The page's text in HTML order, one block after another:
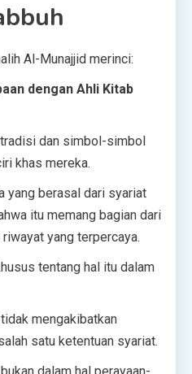
Al-Munajjid merinci:
dengan Ahli Kitab
dan simbol-simbol
khas mereka.
yang berasal dari syariat
itu memang bagian dari
yang terpercaya.
tentang hal itu dalam
mengakibatkan
satu ketentuan syariat.